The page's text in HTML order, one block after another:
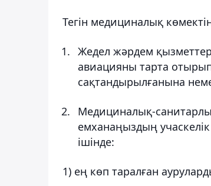
Тегін медициналық
Жедел жәрдем
авиацияны тарта
сақтандырылғанына
Медициналық-
емханаңыздың учаскелік
ішінде:
1) ең көп таралған